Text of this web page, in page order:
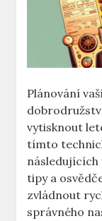
Plánování
vytisknout
tímto
tipy a
zvládnout
správného